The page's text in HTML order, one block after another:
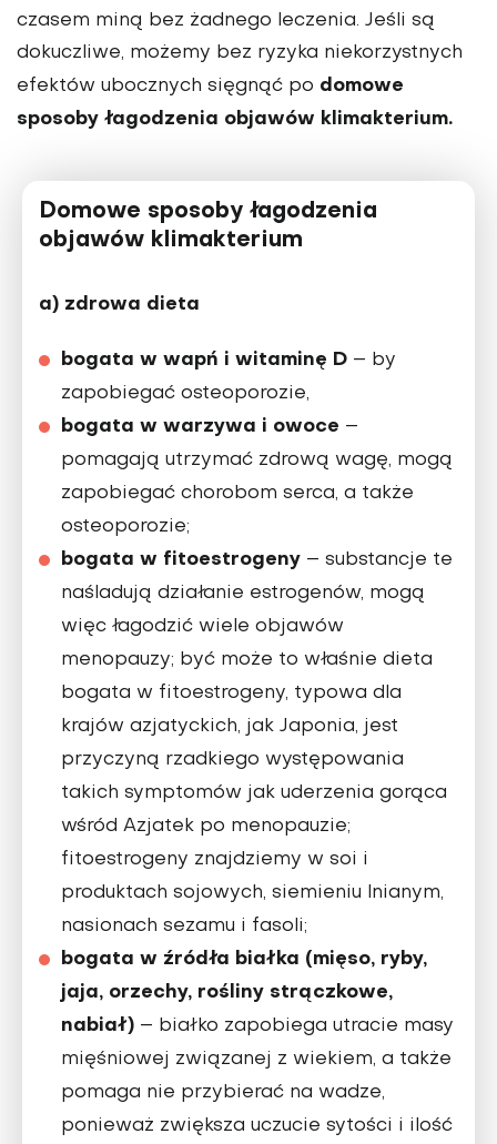
czasem miną bez żadnego leczenia. Jeśli są
dokuczliwe, możemy bez ryzyka niekorzystnych
efektów ubocznych sięgnąć po domowe
sposoby łagodzenia objawów klimakterium.
Domowe sposoby łagodzenia
objawów klimakterium
a) zdrowa dieta
bogata w wapń i witaminę D – by
zapobiegać osteoporozie,
bogata w warzywa i owoce –
pomagają utrzymać zdrową wagę, mogą
zapobiegać chorobom serca, a także
osteoporozie;
bogata w fitoestrogeny – substancje te
naśladują działanie estrogenów, mogą
więc łagodzić wiele objawów
menopauzy; być może to właśnie dieta
bogata w fitoestrogeny, typowa dla
krajów azjatyckich, jak Japonia, jest
przyczyną rzadkiego występowania
takich symptomów jak uderzenia gorąca
wśród Azjatek po menopauzie;
fitoestrogeny znajdziemy w soi i
produktach sojowych, siemieniu lnianym,
nasionach sezamu i fasoli;
bogata w źródła białka (mięso, ryby,
jaja, orzechy, rośliny strączkowe,
nabiał) – białko zapobiega utracie masy
mięśniowej związanej z wiekiem, a także
pomaga nie przybierać na wadze,
ponieważ zwiększa uczucie sytości i ilość